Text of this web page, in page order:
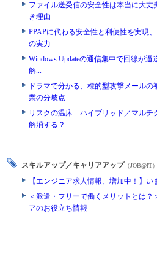
ファイル送受信の安全性は本当に大
き理由
PPAPに代わる安全性と利便性を実現
の実力
Windows Updateの通信集中で回線が
解...
ドラマで分かる、標的型攻撃メール
業の分岐点
リスクの温床 ハイブリッド／マルチ
解消する？
スキルアップ／キャリアアップ （JOB@IT）
【エンジニア求人情報、増加中！】
＜派遣・フリーで働くメリットとは
アのお役立ち情報